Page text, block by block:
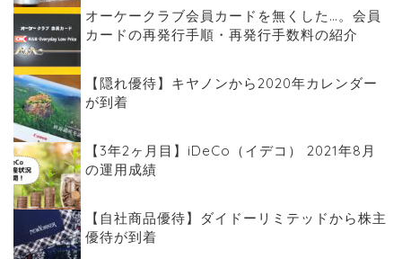
オーケークラブ会員カードを無くした…。会員
カードの再発行手順・再発行手数料の紹介
【隠れ優待】キヤノンから2020年カレンダー
が到着
【3年2ヶ月目】iDeCo（イデコ） 2021年8月
の運用成績
【自社商品優待】ダイドーリミテッドから株主
優待が到着